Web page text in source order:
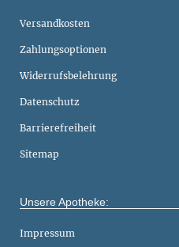
Versandkosten
Zahlungsoptionen
Widerrufsbelehrung
Datenschutz
Barrierefreiheit
Sitemap
Unsere Apotheke:
Impressum